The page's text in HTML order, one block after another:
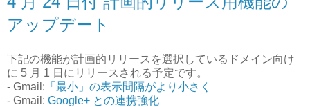
アップデート
下記の機能が計画的リリースを選択しているドメイン向け
に 5 月 1 日にリリースされる予定です。
- Gmail: 「最小」の表示間隔がより小さく
- Gmail: Google+ との連携強化